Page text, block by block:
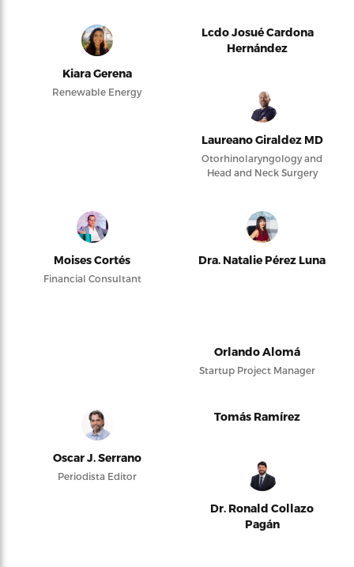
Kiara Gerena
Renewable Energy
Lcdo Josué Cardona
Hernández
Laureano Giraldez MD
Otorhinolaryngology and
Head and Neck Surgery
Moises Cortés
Financial Consultant
Dra. Natalie Pérez Luna
Orlando Alomá
Startup Project Manager
Oscar J. Serrano
Periodista Editor
Tomás Ramírez
Dr. Ronald Collazo
Pagán